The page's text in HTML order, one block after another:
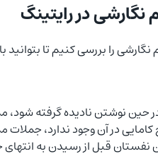
نگارشی در رایتینگ
را بررسی کنیم تا بتوانید
حین نوشتن نادیده گرفته
کامایی در آن وجود ندارد،
نفستان قبل از رسیدن به